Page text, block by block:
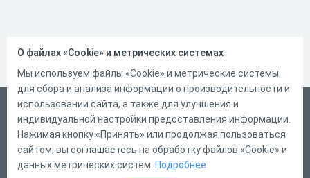
Русский
Справка
Форма обратной связи
О файлах «Cookie» и метрических системах
Мы используем файлы «Cookie» и метрические системы
для сбора и анализа информации о производительности и
использовании сайта, а также для улучшения и
индивидуальной настройки предоставления информации.
Нажимая кнопку «Принять» или продолжая пользоваться
сайтом, вы соглашаетесь на обработку файлов «Cookie» и
данных метрических систем. Подробнее